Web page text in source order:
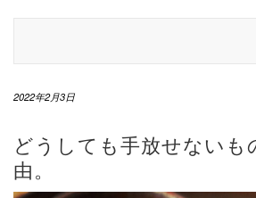
2022年2月3日
どうしても手放せないも
由。